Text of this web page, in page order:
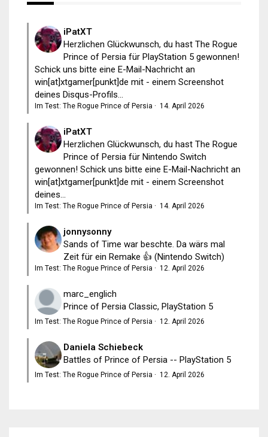
iPatXT
Herzlichen Glückwunsch, du hast The Rogue
Prince of Persia für PlayStation 5 gewonnen!
Schick uns bitte eine E-Mail-Nachricht an
win[at]xtgamer[punkt]de mit - einem Screenshot
deines Disqus-Profils...
Im Test: The Rogue Prince of Persia · 14. April 2026
iPatXT
Herzlichen Glückwunsch, du hast The Rogue
Prince of Persia für Nintendo Switch
gewonnen! Schick uns bitte eine E-Mail-Nachricht an
win[at]xtgamer[punkt]de mit - einem Screenshot
deines...
Im Test: The Rogue Prince of Persia · 14. April 2026
jonnysonny
Sands of Time war beschte. Da wärs mal
Zeit für ein Remake 👍 (Nintendo Switch)
Im Test: The Rogue Prince of Persia · 12. April 2026
marc_englich
Prince of Persia Classic, PlayStation 5
Im Test: The Rogue Prince of Persia · 12. April 2026
Daniela Schiebeck
Battles of Prince of Persia -- PlayStation 5
Im Test: The Rogue Prince of Persia · 12. April 2026